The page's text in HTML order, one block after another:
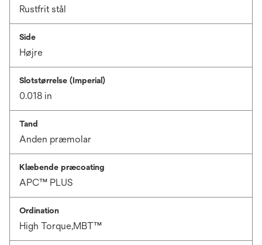
Rustfrit stål
Side
Højre
Slotstørrelse (Imperial)
0.018 in
Tand
Anden præmolar
Klæbende præcoating
APC™ PLUS
Ordination
High Torque,MBT™